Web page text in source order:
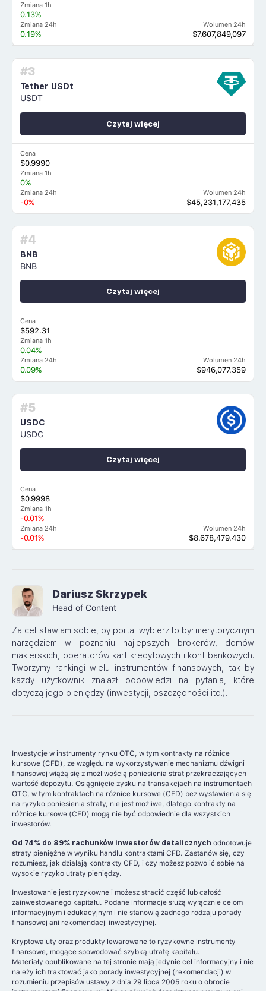
Zmiana 1h
0.13%
Zmiana 24h
0.19%
Wolumen 24h
$7,607,849,097
#3
Tether USDt
USDT
Cena
$0.9990
Zmiana 1h
0%
Zmiana 24h
-0%
Wolumen 24h
$45,231,177,435
Czytaj więcej
#4
BNB
BNB
Cena
$592.31
Zmiana 1h
0.04%
Zmiana 24h
0.09%
Wolumen 24h
$946,077,359
Czytaj więcej
#5
USDC
USDC
Cena
$0.9998
Zmiana 1h
-0.01%
Zmiana 24h
-0.01%
Wolumen 24h
$8,678,479,430
Czytaj więcej
Dariusz Skrzypek
Head of Content
Za cel stawiam sobie, by portal wybierz.to był merytorycznym
narzędziem w poznaniu najlepszych brokerów, domów
maklerskich, operatorów kart kredytowych i kont bankowych.
Tworzymy rankingi wielu instrumentów finansowych, tak by
każdy użytkownik znalazł odpowiedzi na pytania, które
dotyczą jego pieniędzy (inwestycji, oszczędności itd.).
Inwestycje w instrumenty rynku OTC, w tym kontrakty na różnice
kursowe (CFD), ze względu na wykorzystywanie mechanizmu dźwigni
finansowej wiążą się z możliwością poniesienia strat przekraczających
wartość depozytu. Osiągnięcie zysku na transakcjach na instrumentach
OTC, w tym kontraktach na różnice kursowe (CFD) bez wystawienia się
na ryzyko poniesienia straty, nie jest możliwe, dlatego kontrakty na
różnice kursowe (CFD) mogą nie być odpowiednie dla wszystkich
inwestorów.
Od 74% do 89% rachunków inwestorów detalicznych odnotowuje
straty pieniężne w wyniku handlu kontraktami CFD. Zastanów się, czy
rozumiesz, jak działają kontrakty CFD, i czy możesz pozwolić sobie na
wysokie ryzyko utraty pieniędzy.
Inwestowanie jest ryzykowne i możesz stracić część lub całość
zainwestowanego kapitału. Podane informacje służą wyłącznie celom
informacyjnym i edukacyjnym i nie stanowią żadnego rodzaju porady
finansowej ani rekomendacji inwestycyjnej.
Kryptowaluty oraz produkty lewarowane to ryzykowne instrumenty
finansowe, mogące spowodować szybką utratę kapitału.
Materiały opublikowane na tej stronie mają jedynie cel informacyjny i nie
należy ich traktować jako porady inwestycyjnej (rekomendacji) w
rozumieniu przepisów ustawy z dnia 29 lipca 2005 roku o obrocie